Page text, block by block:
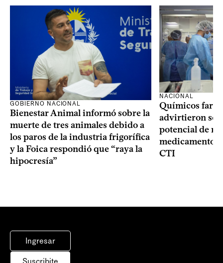
GOBIERNO NACIONAL
Bienestar Animal informó sobre la
muerte de tres animales debido a
los paros de la industria frigorífica
y la Foica respondió que “raya la
hipocresía”
NACIONAL
Químicos
advirtieron
potencial de
medicamentos
CTI
Ingresar